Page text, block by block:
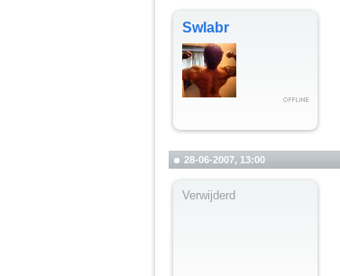
Swlabr
28-06-2007, 13:00
Verwijderd